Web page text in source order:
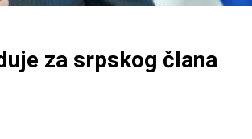
za srpskog člana